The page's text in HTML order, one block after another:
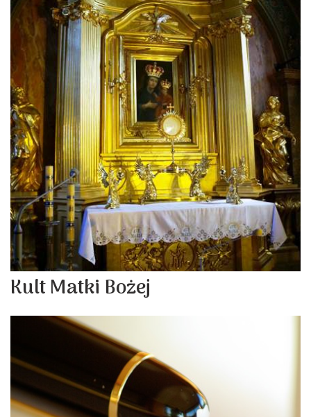
Kult Matki Bożej